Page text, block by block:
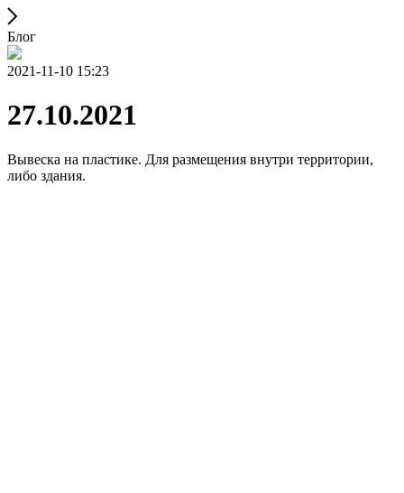
Блог
2021-11-10 15:23
27.10.2021
Вывеска на пластике. Для размещения внутри территории,
либо здания.